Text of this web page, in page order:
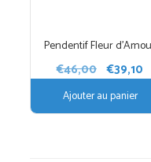
Pendentif Fleur
€46,00 Le
initial
€39,10
Ajouter au panier